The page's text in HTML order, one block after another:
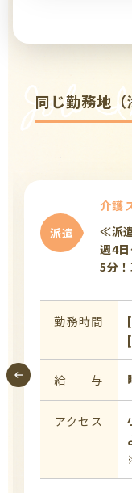
Job
同じ勤務地
派遣
介護
≪派
週4
5分
勤務時間
給 与
アクセス